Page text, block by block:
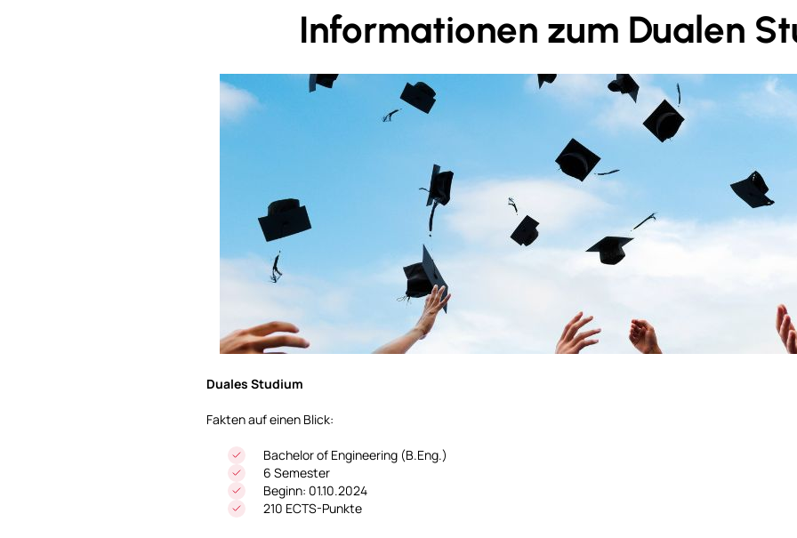
Informationen zum Dualen
Duales Studium
Fakten auf einen Blick:
Bachelor of Engineering (B.Eng.)
6 Semester
Beginn: 01.10.2024
210 ECTS-Punkte